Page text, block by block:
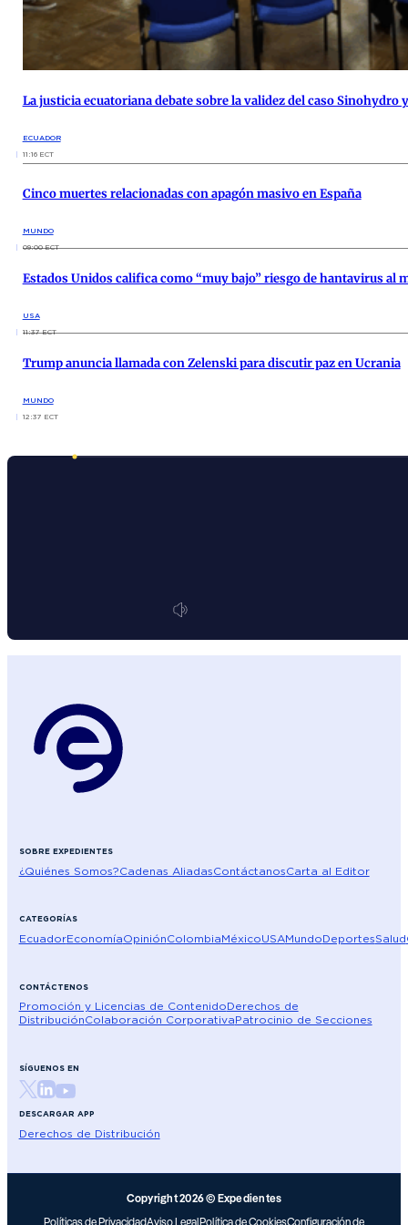
La justicia ecuatoriana debate sobre la validez del caso
ECUADOR
11:16 ECT
Cinco muertes relacionadas con apagón masivo en España
MUNDO
09:00 ECT
Estados Unidos califica como “muy bajo” riesgo de hantavirus al
USA
11:37 ECT
Trump anuncia llamada con Zelenski para discutir paz en Ucrania
MUNDO
12:37 ECT
SOBRE EXPEDIENTES
¿Quiénes Somos?Cadenas AliadasContáctanosCarta al Editor
CATEGORÍAS
EcuadorEconomíaOpiniónColombiaMéxicoUSAMundoDeportesSalud
CONTÁCTENOS
Promoción y Licencias de ContenidoDerechos de
DistribuciónColaboración CorporativaPatrocinio de Secciones
SÍGUENOS EN
DESCARGAR APP
Derechos de Distribución
Copyright 2026 © Expedientes
Políticas de PrivacidadAviso LegalPolítica de CookiesConfiguración de